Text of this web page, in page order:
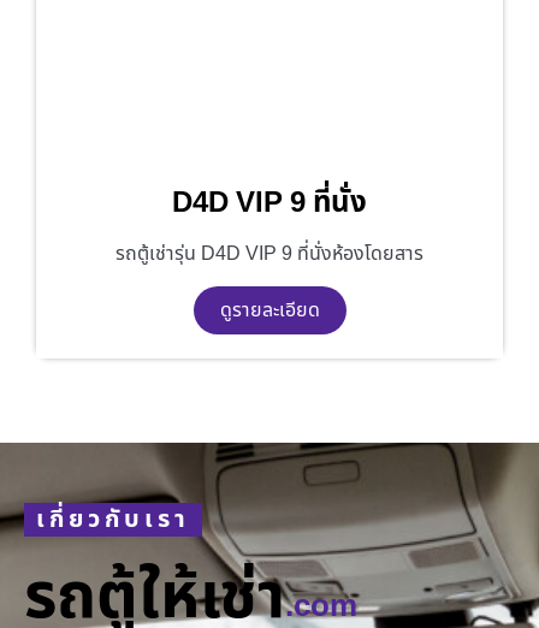
D4D VIP 9 ที่นั่ง
รถตู้เช่ารุ่น D4D VIP 9 ที่นั่งห้องโดยสาร
ดูรายละเอียด
เกี่ยวกับเรา
รถตู้ให้เช่า.com